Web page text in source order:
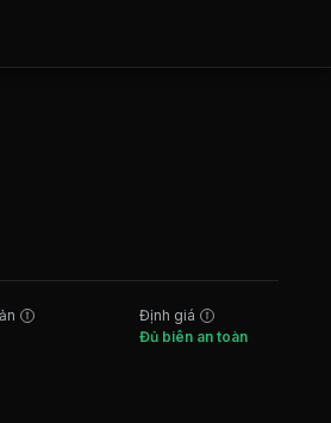
Định giá
Đủ biên an toàn